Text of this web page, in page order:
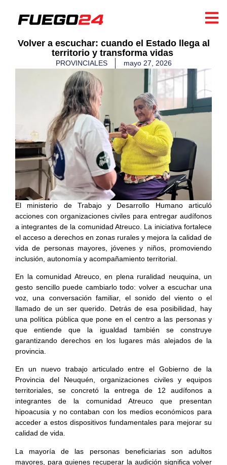
​Volver a escuchar: cuando el Estado llega al
territorio y transforma vidas ​
PROVINCIALES mayo 27, 2026
El ministerio de Trabajo y Desarrollo Humano articuló
acciones con organizaciones civiles para entregar audífonos
a integrantes de la comunidad Atreuco. La iniciativa fortalece
el acceso a derechos en zonas rurales y mejora la calidad de
vida de personas mayores, jóvenes y niños, promoviendo
inclusión, autonomía y acompañamiento territorial.
En la comunidad Atreuco, en plena ruralidad neuquina, un
gesto sencillo puede cambiarlo todo: volver a escuchar una
voz, una conversación familiar, el sonido del viento o el
llamado de un ser querido. Detrás de esa posibilidad, hay
una política pública que pone en el centro a las personas y
que entiende que la igualdad también se construye
garantizando derechos en los lugares más alejados de la
provincia.
En un nuevo trabajo articulado entre el Gobierno de la
Provincia del Neuquén, organizaciones civiles y equipos
territoriales, se concretó la entrega de 12 audífonos a
integrantes de la comunidad Atreuco que presentan
hipoacusia y no contaban con los medios económicos para
acceder a estos dispositivos fundamentales para mejorar su
calidad de vida.
La mayoría de las personas beneficiarias son adultos
mayores, para quienes recuperar la audición significa volver